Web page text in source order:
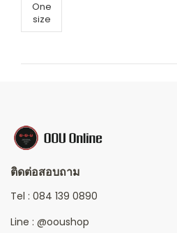
One
size
ติดต่อสอบถาม
Tel : 084 139 0890
Line : @ooushop